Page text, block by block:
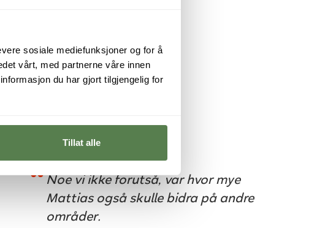
sosiale mediefunksjoner og for å
vårt, med partnerne våre innen
du har gjort tilgjengelig for
Tillat alle
Noe vi ikke forutså, var hvor mye
Mattias også skulle bidra på andre
områder.